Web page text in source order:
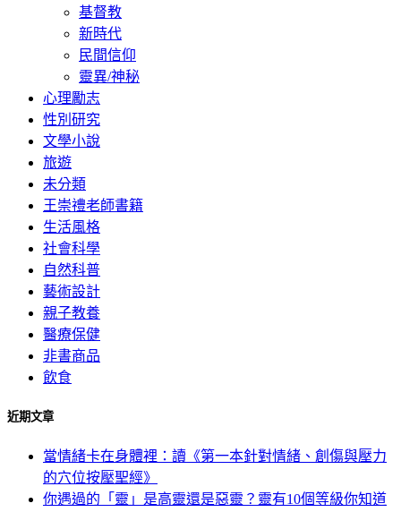
基督教
新時代
民間信仰
靈異/神秘
心理勵志
性別研究
文學小說
旅遊
未分類
王崇禮老師書籍
生活風格
社會科學
自然科普
藝術設計
親子教養
醫療保健
非書商品
飲食
近期文章
當情緒卡在身體裡：讀《第一本針對情緒、創傷與壓力
的穴位按壓聖經》
你遇過的「靈」是高靈還是惡靈？靈有10個等級你知道